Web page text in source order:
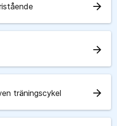
arrow_forward
arrow_forward
träningscykel arrow_forward